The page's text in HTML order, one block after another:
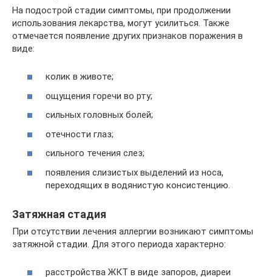
На подострой стадии симптомы, при продолжении
использования лекарства, могут усилиться. Также
отмечается появление других признаков поражения в
виде:
колик в животе;
ощущения горечи во рту;
сильных головных болей;
отечности глаз;
сильного течения слез;
появления слизистых выделений из носа,
переходящих в водянистую консистенцию.
Затяжная стадия
При отсутствии лечения аллергии возникают симптомы
затяжной стадии. Для этого периода характерно:
расстройства ЖКТ в виде запоров, диареи